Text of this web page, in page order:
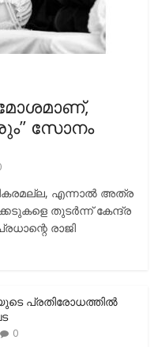
സോനം
എന്നാൽ അത്ര
തുടർന്ന് കേന്ദ്ര
രാജി
പ്രതിരോധത്തില്‍
0